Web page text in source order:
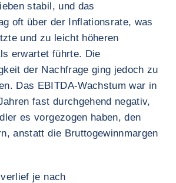
stabil, und das
oft über der Inflationsrate, was
und zu leicht höheren
erwartet führte. Die
der Nachfrage ging jedoch zu
Das EBITDA-Wachstum war in
fast durchgehend negativ,
es vorgezogen haben, den
anstatt die Bruttogewinnmargen
je nach